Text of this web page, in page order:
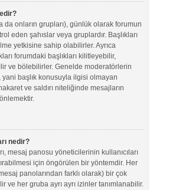
da onların grupları), günlük olarak forumun
eden şahıslar veya gruplardır. Başlıkları
yetkisine sahip olabilirler. Ayrıca
forumdaki başlıkları kilitleyebilir,
ve bölebilirler. Genelde moderatörlerin
yani başlık konusuyla ilgisi olmayan
ve saldırı niteliğinde mesajların
nedir?
mesaj panosu yöneticilerinin kullanıcıları
için öngörülen bir yöntemdir. Her
panolarından farklı olarak) bir çok
ve her gruba ayrı ayrı izinler tanımlanabilir.